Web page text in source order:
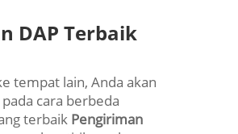
DAP Terbaik
tempat lain, Anda akan
cara berbeda
terbaik Pengiriman